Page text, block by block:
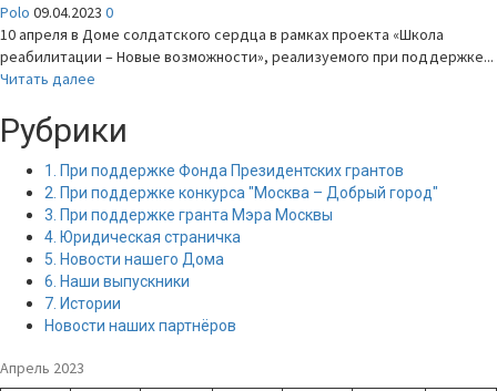
Polo 09.04.2023 0
10 апреля в Доме солдатского сердца в рамках проекта «Школа
реабилитации – Новые возможности», реализуемого при поддержке...
Читать далее
о
У
нас
в
гостях
Школа
реабилитации
Рубрики
1. При поддержке Фонда Президентских грантов
2. При поддержке конкурса "Москва – Добрый город"
3. При поддержке гранта Мэра Москвы
4. Юридическая страничка
5. Новости нашего Дома
6. Наши выпускники
7. Истории
Новости наших партнёров
Апрель 2023